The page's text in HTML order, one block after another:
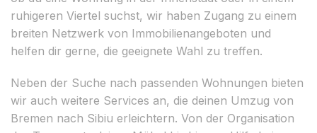
ruhigeren Viertel suchst, wir haben Zugang zu einem
breiten Netzwerk von Immobilienangeboten und
helfen dir gerne, die geeignete Wahl zu treffen.
Neben der Suche nach passenden Wohnungen bieten
wir auch weitere Services an, die deinen Umzug von
Bremen nach Sibiu erleichtern. Von der Organisation